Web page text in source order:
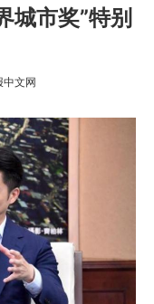
城市奖”特别
中文网